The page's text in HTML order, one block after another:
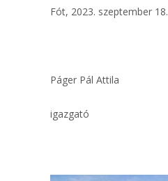
Fót, 2023. szeptember 18.
Páger Pál Attila
igazgató